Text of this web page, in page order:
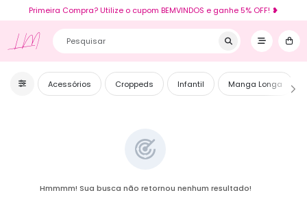
Primeira Compra? Utilize o cupom BEMVINDOS e ganhe 5% OFF! ❥
LM
Acessórios Croppeds Infantil Manga Longa
Hmmmm! Sua busca não retornou nenhum resultado!